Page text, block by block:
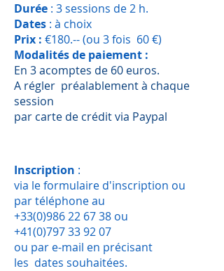
Durée : 3 sessions de 2 h.
Dates : à choix
Prix : €180.-- (ou 3 fois 60 €)
Modalités de paiement :
En 3 acomptes de 60 euros.
A régler préalablement à chaque
session
par carte de crédit via Paypal
Inscription :
via le formulaire d'inscription ou
par téléphone au
+33(0)986 22 67 38 ou
+41(0)797 33 92 07
ou par e-mail en précisant
les dates souhaitées.